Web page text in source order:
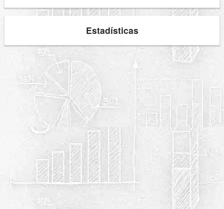
Estadísticas